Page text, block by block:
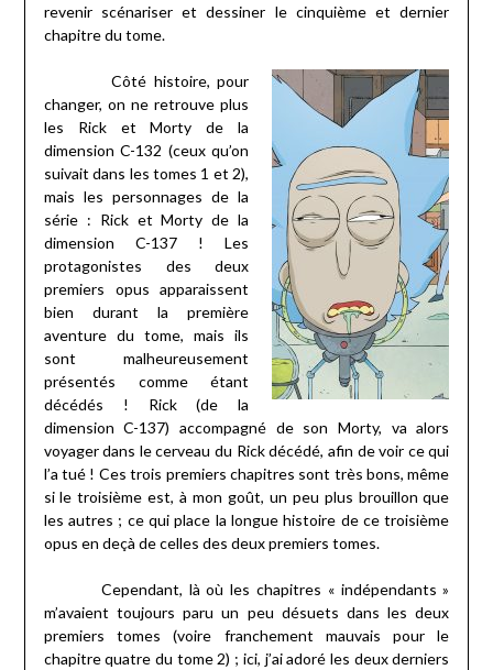
revenir scénariser et dessiner le cinquième et dernier
chapitre du tome.
Côté histoire, pour
changer, on ne retrouve plus
les Rick et Morty de la
dimension C-132 (ceux qu’on
suivait dans les tomes 1 et 2),
mais les personnages de la
série : Rick et Morty de la
dimension C-137 ! Les
protagonistes des deux
premiers opus apparaissent
bien durant la première
aventure du tome, mais ils
sont malheureusement
présentés comme étant
décédés ! Rick (de la
dimension C-137) accompagné de son Morty, va alors
voyager dans le cerveau du Rick décédé, afin de voir ce qui
l’a tué ! Ces trois premiers chapitres sont très bons, même
si le troisième est, à mon goût, un peu plus brouillon que
les autres ; ce qui place la longue histoire de ce troisième
opus en deçà de celles des deux premiers tomes.
Cependant, là où les chapitres « indépendants »
m’avaient toujours paru un peu désuets dans les deux
premiers tomes (voire franchement mauvais pour le
chapitre quatre du tome 2) ; ici, j’ai adoré les deux derniers